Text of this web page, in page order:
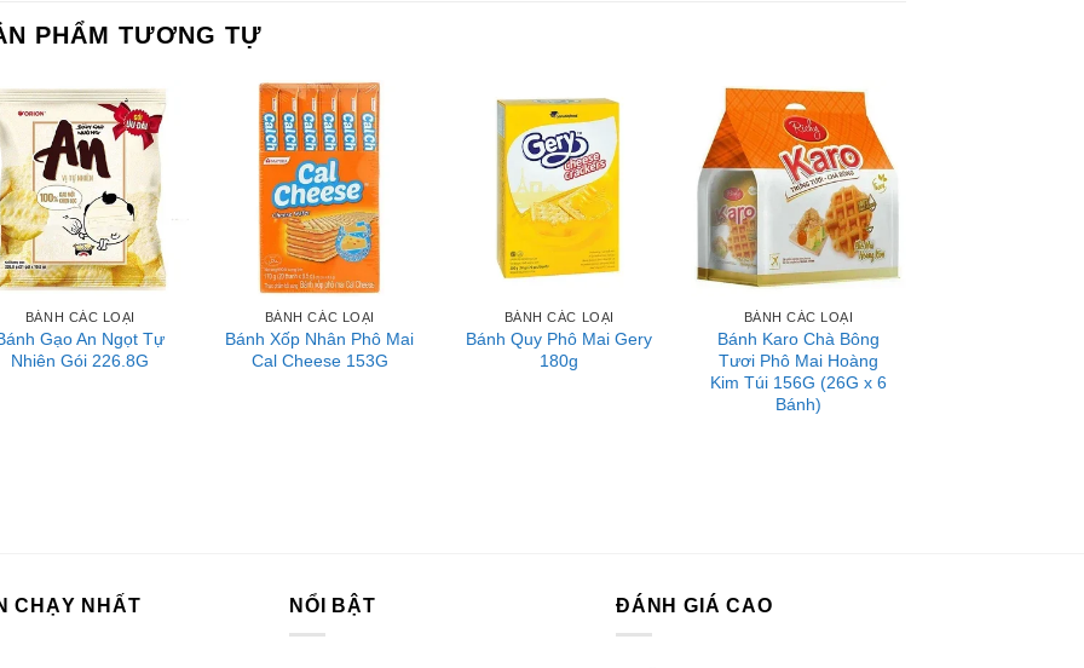
bột bắp, xi rô Fructoza, maltodextrin, chất tạo xốp (500 (ii), 503 (ii)), xi rô hương coca cola (đường, nước,
điều chỉnh độ acid (338), hương liệu tự nhiên (0.8%), muối, chất nhũ hóa (322 (i), hạt cốm (chất làm dày
dịch chiết củ cải đỏ, chất điều chỉnh độ acid (330), hương liệu tự nhiên và giống tự nhiên.
dẫn sử dụng
trực tiếp sau khi mở bao bì.
dẫn bảo quản
quản nơi khô ráo, thoáng mát, tránh ánh nắng trực tiếp.
ván sàn
PHẨM TƯƠNG TỰ
BÁNH CÁC LOẠI
Gạo An Ngọt Tự
Nhiên Gói 226.8G
BÁNH CÁC LOẠI
Bánh Xốp Nhân Phô Mai
Cal Cheese 153G
BÁNH CÁC LOẠI
Bánh Quy Phô Mai Gery
180g
BÁNH CÁC LOẠI
Bánh Karo Chà Bông
Tươi Phô Mai Hoàng
Kim Túi 156G (26G x 6
Bánh)
CHẠY NHẤT NỔI BẬT ĐÁNH GIÁ CAO